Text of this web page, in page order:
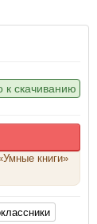
записок из
к скачиванию
книги»